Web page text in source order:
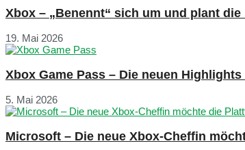
Xbox – „Benennt“ sich um und plant
19. Mai 2026
Xbox Game Pass – Die neuen Highlights
5. Mai 2026
Microsoft – Die neue Xbox-Cheffin